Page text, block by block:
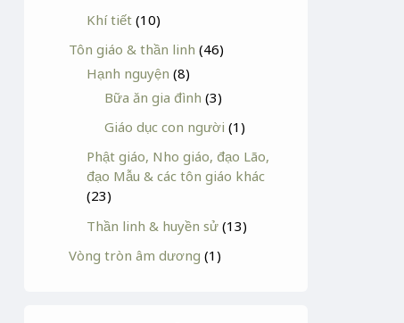
Khí tiết (10)
Tôn giáo & thần linh (46)
Hạnh nguyện (8)
Bữa ăn gia đình (3)
Giáo dục con người (1)
Phật giáo, Nho giáo, đạo Lão,
đạo Mẫu & các tôn giáo khác
(23)
Thần linh & huyền sử (13)
Vòng tròn âm dương (1)